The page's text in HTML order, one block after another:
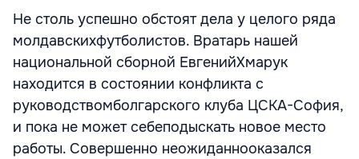
Не столь успешно обстоят дела у целого ряда
молдавскихфутболистов. Вратарь нашей
национальной сборной ЕвгенийХмарук
находится в состоянии конфликта с
руководствомболгарского клуба ЦСКА-София,
и пока не может себеподыскать новое место
работы. Совершенно неожиданнооказался